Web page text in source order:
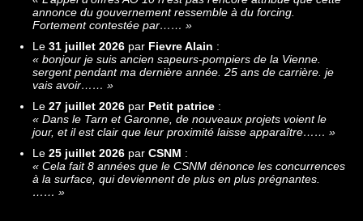
annonce du gouvernement ressemble à du forcing.
Fortement contestée par…… »
Le 31 juillet 2026 par Fievre Alain :
« bonjour je suis ancien sapeurs-pompiers de la Vienne.
sergent pendant ma dernière année. 25 ans de carrière. je
vais avoir…… »
Le 27 juillet 2026 par Petit patrice :
« Dans le Tarn et Garonne, de nouveaux projets voient le
jour, et il est clair que leur proximité laisse apparaître…… »
Le 25 juillet 2026 par CSNM :
« Cela fait 8 années que le CSNM dénonce les concurrences
à la surface, qui deviennent de plus en plus prégnantes.
…… »